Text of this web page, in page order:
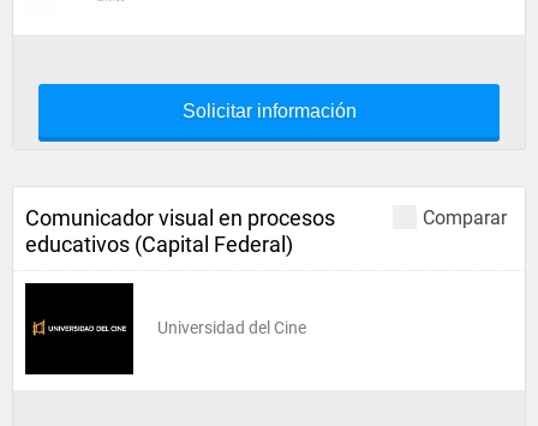
Solicitar información
Comparar
Comunicador visual en procesos
educativos (Capital Federal)
Universidad del Cine